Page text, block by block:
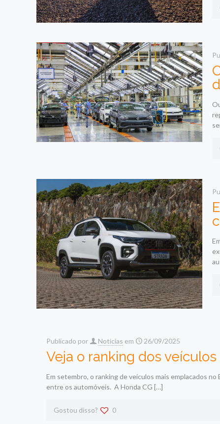
Publicado por Noticias em 26/09/2025
Veja o ranking dos
Em setembro, o ranking de veículos mais emplacados
entre os automóveis. A Honda CG […]
Gostou disso? 0